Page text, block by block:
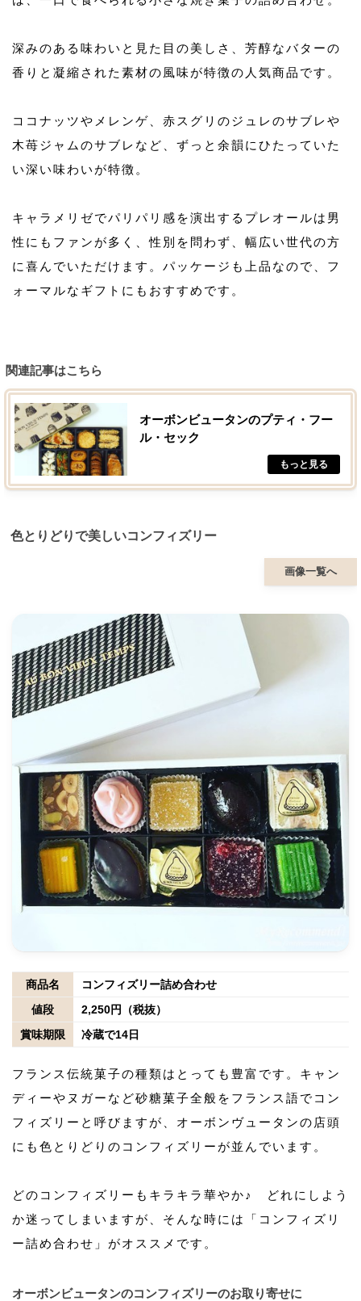
深みのある味わいと見た目の美しさ、芳醇なバターの
香りと凝縮された素材の風味が特徴の人気商品です。
ココナッツやメレンゲ、赤スグリのジュレのサブレや
木苺ジャムのサブレなど、ずっと余韻にひたっていた
い深い味わいが特徴。
キャラメリゼでパリパリ感を演出するプレオールは男
性にもファンが多く、性別を問わず、幅広い世代の方
に喜んでいただけます。パッケージも上品なので、フ
ォーマルなギフトにもおすすめです。
関連記事はこちら
オーボンビュータンのプティ・フー
ル・セック
色とりどりで美しいコンフィズリー
画像一覧へ
商品名
コンフィズリー詰め合わせ
値段
2,250円（税抜）
賞味期限
冷蔵で14日
フランス伝統菓子の種類はとっても豊富です。キャン
ディーやヌガーなど砂糖菓子全般をフランス語でコン
フィズリーと呼びますが、オーボンヴュータンの店頭
にも色とりどりのコンフィズリーが並んでいます。
どのコンフィズリーもキラキラ華やか♪ どれにしよう
か迷ってしまいますが、そんな時には「コンフィズリ
ー詰め合わせ」がオススメです。
オーボンビュータンのコンフィズリーのお取り寄せに